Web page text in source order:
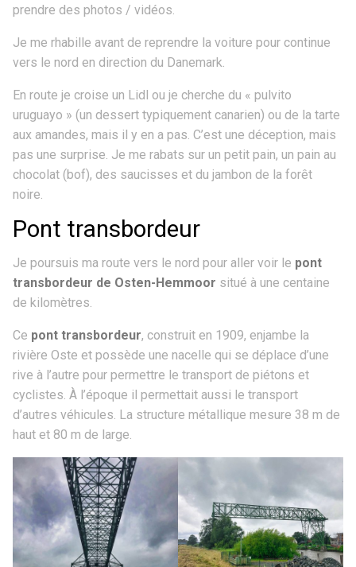
prendre des photos / vidéos.
Je me rhabille avant de reprendre la voiture pour continue
vers le nord en direction du Danemark.
En route je croise un Lidl ou je cherche du « pulvito
uruguayo » (un dessert typiquement canarien) ou de la tarte
aux amandes, mais il y en a pas. C’est une déception, mais
pas une surprise. Je me rabats sur un petit pain, un pain au
chocolat (bof), des saucisses et du jambon de la forêt
noire.
Pont transbordeur
Je poursuis ma route vers le nord pour aller voir le pont
transbordeur de Osten-Hemmoor situé à une centaine
de kilomètres.
Ce pont transbordeur, construit en 1909, enjambe la
rivière Oste et possède une nacelle qui se déplace d’une
rive à l’autre pour permettre le transport de piétons et
cyclistes. À l’époque il permettait aussi le transport
d’autres véhicules. La structure métallique mesure 38 m de
haut et 80 m de large.